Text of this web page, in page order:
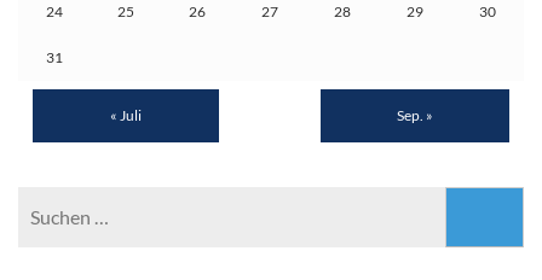
24 25 26 27 28 29 30
31
« Juli Sep. »